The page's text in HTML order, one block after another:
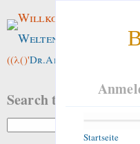
Startseite
Willkommen im
Weltenwald
((λ()'Dr.ArneBab
Search this site: